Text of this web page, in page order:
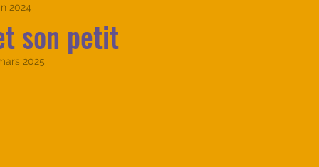
son petit
2024
2025